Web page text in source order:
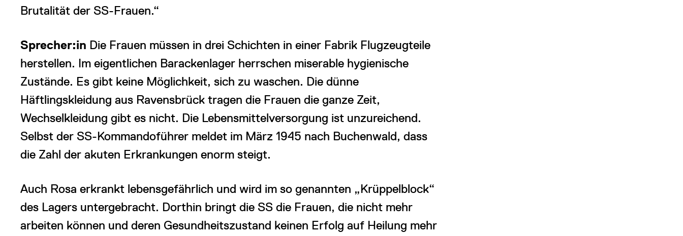
Brutalität der SS-Frauen.“
Sprecher:in Die Frauen müssen in drei Schichten in einer Fabrik Flugzeugteile
herstellen. Im eigentlichen Barackenlager herrschen miserable hygienische
Zustände. Es gibt keine Möglichkeit, sich zu waschen. Die dünne
Häftlingskleidung aus Ravensbrück tragen die Frauen die ganze Zeit,
Wechselkleidung gibt es nicht. Die Lebensmittelversorgung ist unzureichend.
Selbst der SS-Kommandoführer meldet im März 1945 nach Buchenwald, dass
die Zahl der akuten Erkrankungen enorm steigt.
Auch Rosa erkrankt lebensgefährlich und wird im so genannten „Krüppelblock“
des Lagers untergebracht. Dorthin bringt die SS die Frauen, die nicht mehr
arbeiten können und deren Gesundheitszustand keinen Erfolg auf Heilung mehr